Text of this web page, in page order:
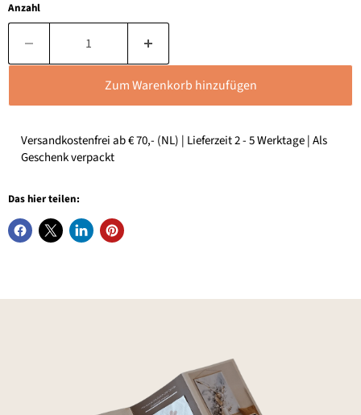
Anzahl
Zum Warenkorb hinzufügen
Versandkostenfrei ab € 70,- (NL) | Lieferzeit 2 - 5 Werktage | Als
Geschenk verpackt
Das hier teilen: